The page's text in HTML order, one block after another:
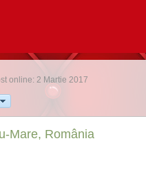
online: 2 Martie 2017
Mare, România